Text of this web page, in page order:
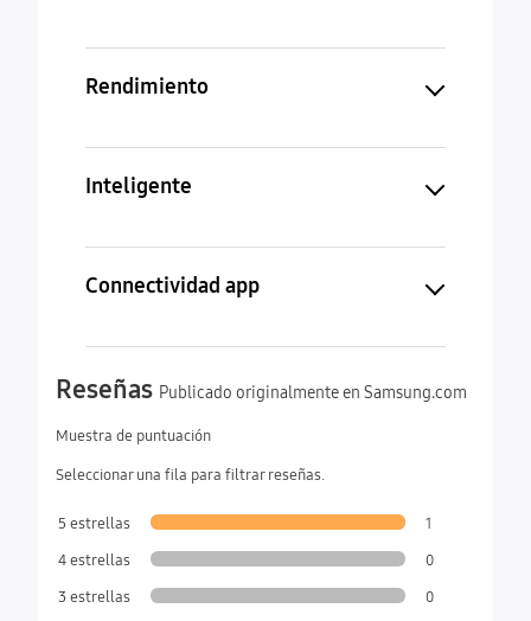
Rendimiento
Inteligente
Connectividad app
Reseñas Publicado originalmente en Samsung.com
Muestra de puntuación
Seleccionar una fila para filtrar reseñas.
5 estrellas 1
4 estrellas 0
3 estrellas 0